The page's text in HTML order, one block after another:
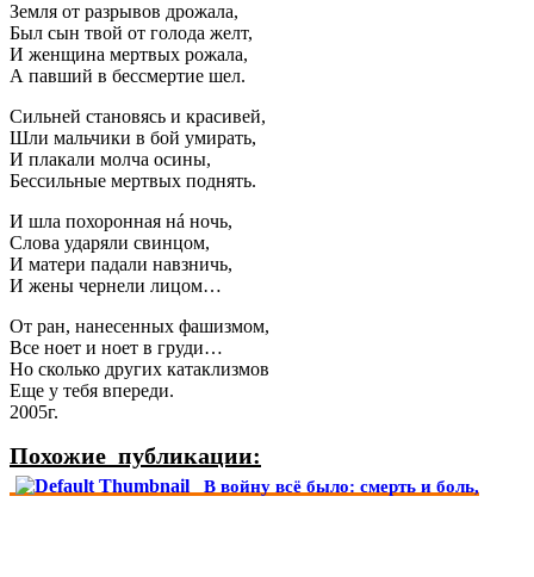
Земля от разрывов дрожала,
Был сын твой от голода желт,
И женщина мертвых рожала,
А павший в бессмертие шел.
Сильней становясь и красивей,
Шли мальчики в бой умирать,
И плакали молча осины,
Бессильные мертвых поднять.
И шла похоронная нá ночь,
Слова ударяли свинцом,
И матери падали навзничь,
И жены чернели лицом…
От ран, нанесенных фашизмом,
Все ноет и ноет в груди…
Но сколько других катаклизмов
Еще у тебя впереди.
2005г.
Похожие_публикации:
В войну всё было: смерть и боль,